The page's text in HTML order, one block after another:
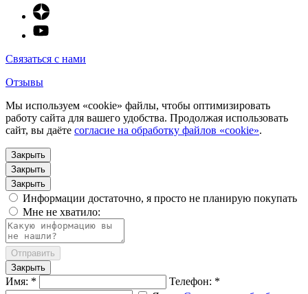
Связаться с нами
Отзывы
Мы используем «cookie» файлы, чтобы оптимизировать
работу сайта для вашего удобства. Продолжая использовать
сайт, вы даёте согласие на обработку файлов «cookie».
Закрыть
Закрыть
Закрыть
Информации достаточно, я просто не планирую покупать
Мне не хватило:
Отправить
Закрыть
Имя: *
Телефон: *